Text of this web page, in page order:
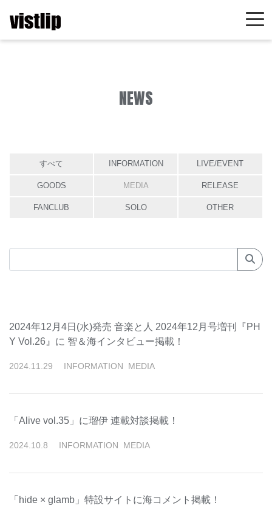
NEWS
すべて INFORMATION LIVE/EVENT
GOODS MEDIA RELEASE
FANCLUB SOLO OTHER
2024年12月4日(水)発売 音楽と人 2024年12月号増刊『PH
Y Vol.26』に 智＆海インタビュー掲載！
2024 11 29 INFORMATION MEDIA
「Alive vol.35」に瑠伊 連載対談掲載！
2024 10 8 INFORMATION MEDIA
「hide × glamb」特設サイトに海コメント掲載！